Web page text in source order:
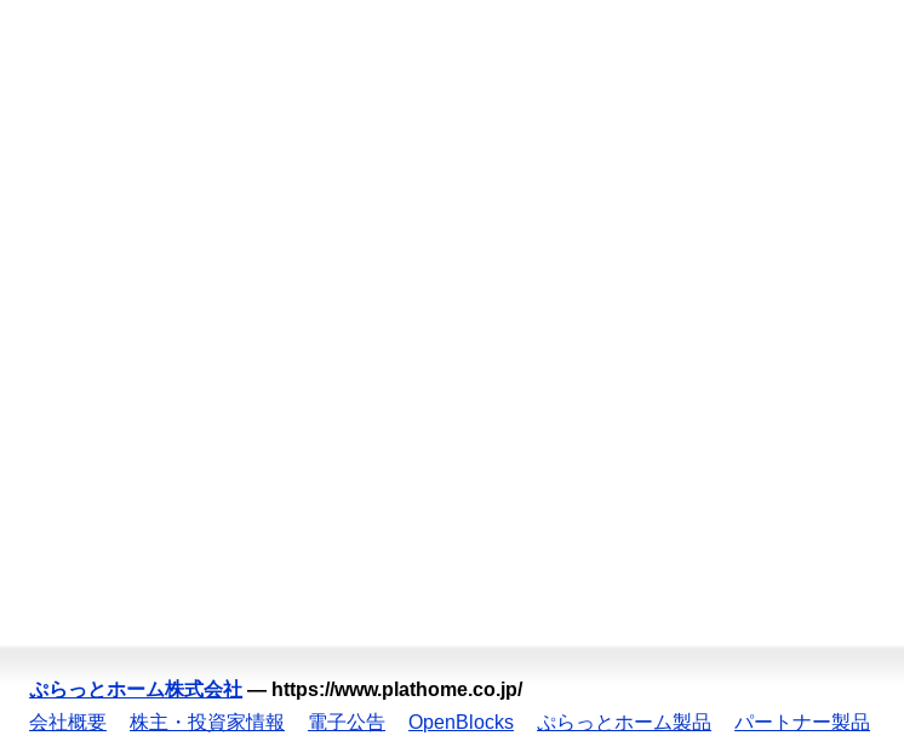
ぷらっとホーム株式会社 — https://www.plathome.co.jp/
会社概要
株主・投資家情報 電子公告 OpenBlocks ぷらっとホーム製品 パートナー製品